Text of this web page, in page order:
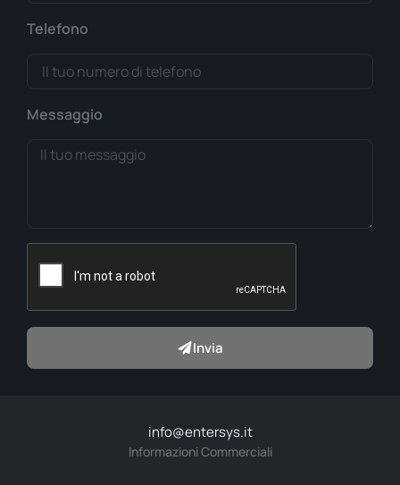
info@entersys.it
Informazioni Commerciali
Telefono
Messaggio
Invia